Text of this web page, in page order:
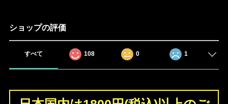
ショップの評価
すべて 108 0 1